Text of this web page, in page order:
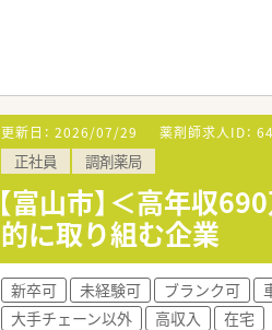
【店舗情報と応需状況
■最寄り駅である射
■応需科目は内科や
■常時2名の薬剤師と
【法人特徴について】
■富山県内に合計4店
■充実した福利厚生制
■従業員のライフスタ
【求人情報について】
■ご経験やスキルを最
■基本給に加えて年1
■住宅補助などの各種
更新日： 2026/07/29 薬剤師求人ID：
正社員 調剤薬局
【富山市】＜高年収
的に取り組む企業
新卒可 未経験可 ブランク可
大手チェーン以外
高収入 在宅